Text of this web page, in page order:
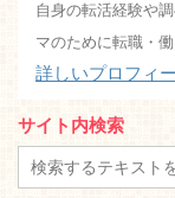
自身の転活経験や
マのために転職・
詳しいプロフィ
サイト内検索